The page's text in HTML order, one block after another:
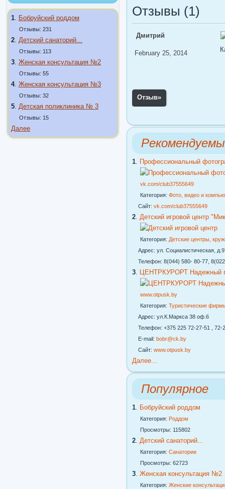
1 Бобруйский роддом
Отзывы: 231
2 Детский санаторий...
Отзывы: 113
3 Женская консультация №2
Отзывы: 55
4. Женская консультация №3
Отзывы: 32
5 Детская поликлиника № 3
Отзывы: 15
Далее
Отзывы (1)
Дмитрий
February 25, 2014
Отзыв»
1. Профессиональный
vk.com/club37555649
Категория: Фото, видео и
Сайт: vk.com/club37555649
2. Детский игровой центр
Категория: Детские центры,
Адрес: ул. Социалистическая,
Телефон: 8(044) 580- 80-77,
3. ЦЕНТРКУРОРТ Надежный
www.otpusk.by
Категория: Туристические
Адрес: ул.К.Маркса 38 оф.6
Телефон: +375 225 72-27-51 , 72-
E-mail: bobr@ck.by
Сайт: www.otpusk.by
Далее...
Популярное
1. Бобруйский роддом
Категория: Роддом
Просмотры: 115802
2. Детский санаторий...
Категория: Санатории
Просмотры: 62723
3. Женская консультация №2
Категория: Женские